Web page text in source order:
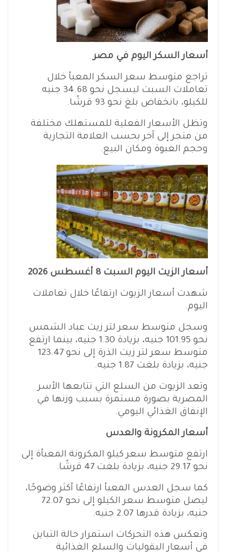
أسعار السكر اليوم في مصر
تراجع متوسط سعر السكر المعبأ خلال
تعاملات السبت ليسجل نحو 34.68 جنيه
للكيلو، بانخفاض بلغ نحو 93 قرشًا.
وتظل الأسعار الفعلية للمستهلك مختلفة
من متجر إلى آخر بحسب العلامة التجارية
وحجم العبوة ومكان البيع.
أسعار الزيت اليوم السبت 8 أغسطس 2026
شهدت أسعار الزيوت ارتفاعًا خلال تعاملات
اليوم.
وسجل متوسط سعر لتر زيت عباد الشمس
نحو 101.95 جنيه، بزيادة 1.30 جنيه، بينما ارتفع
متوسط سعر لتر زيت الذرة إلى نحو 123.47
جنيه، بزيادة بلغت 1.87 جنيه.
وتعد الزيوت من السلع التي تتابعها الأسر
المصرية بصورة مستمرة بسبب وزنها في
الإنفاق الغذائي اليومي.
أسعار المكرونة والعدس
ارتفع متوسط سعر كيلو المكرونة المعبأة إلى
نحو 29.17 جنيه، بزيادة بلغت 47 قرشًا.
كما سجل العدس المعبأ ارتفاعًا أكثر وضوحًا،
ليصل متوسط سعر الكيلو إلى نحو 72.07
جنيه، بزيادة قدرها 2.07 جنيه.
وتعكس هذه التحركات استمرار حالة التباين
في أسعار البقوليات والسلع الغذائية